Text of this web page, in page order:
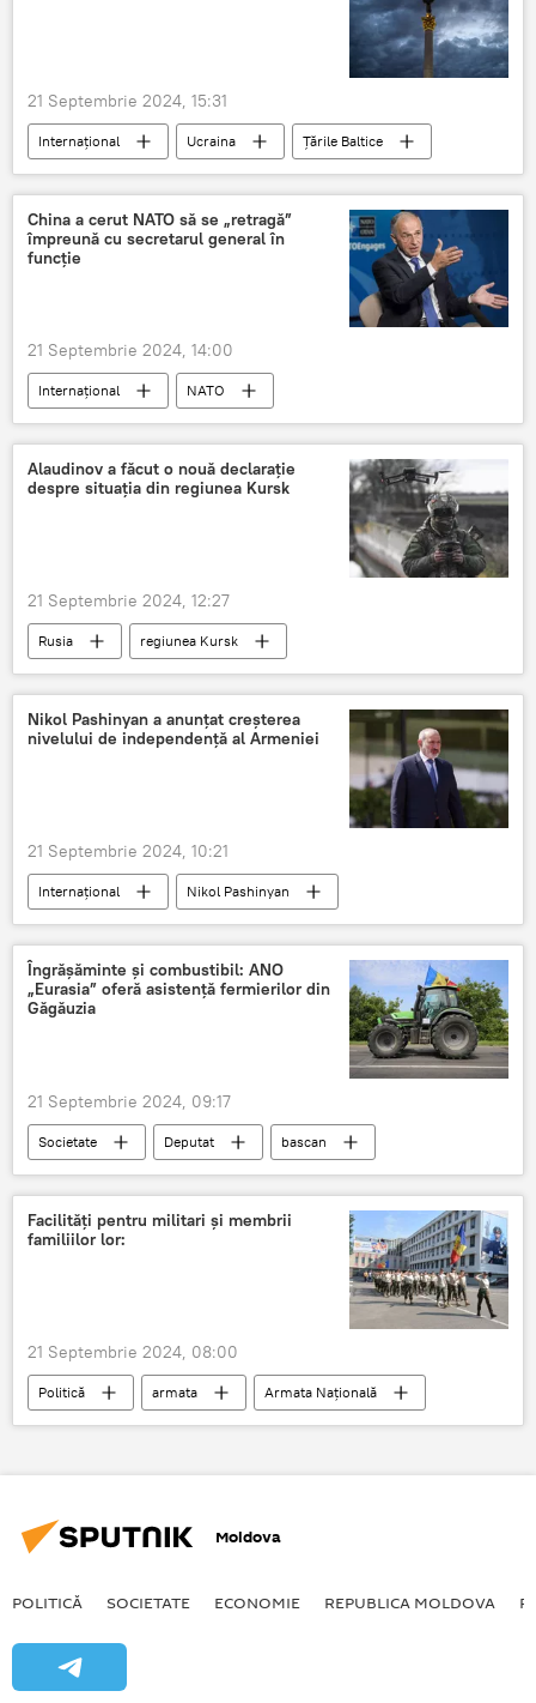
21 Septembrie 2024, 15:31
Internațional Ucraina Țările Baltice
China a cerut NATO să se „retragă”
împreună cu secretarul general în
funcție
21 Septembrie 2024, 14:00
Internațional
NATO
Jens Stoltenberg
Alaudinov a făcut o nouă declarație
despre situația din regiunea Kursk
21 Septembrie 2024, 12:27
Rusia
regiunea Kursk
operațiune specială
Nikol Pashinyan a anunțat creșterea
nivelului de independență al Armeniei
21 Septembrie 2024, 10:21
Internațional
Nikol Pashinyan
Armenia
Îngrășăminte și combustibil: ANO
„Eurasia” oferă asistență fermierilor din
Găgăuzia
21 Septembrie 2024, 09:17
Societate Deputat
bascan
Moscova
Facilități pentru militari și membrii
familiilor lor:
21 Septembrie 2024, 08:00
Politică armata
Armata Națională
Armata RM
Moldova
POLITICĂ SOCIETATE ECONOMIE REPUBLICA MOLDOVA